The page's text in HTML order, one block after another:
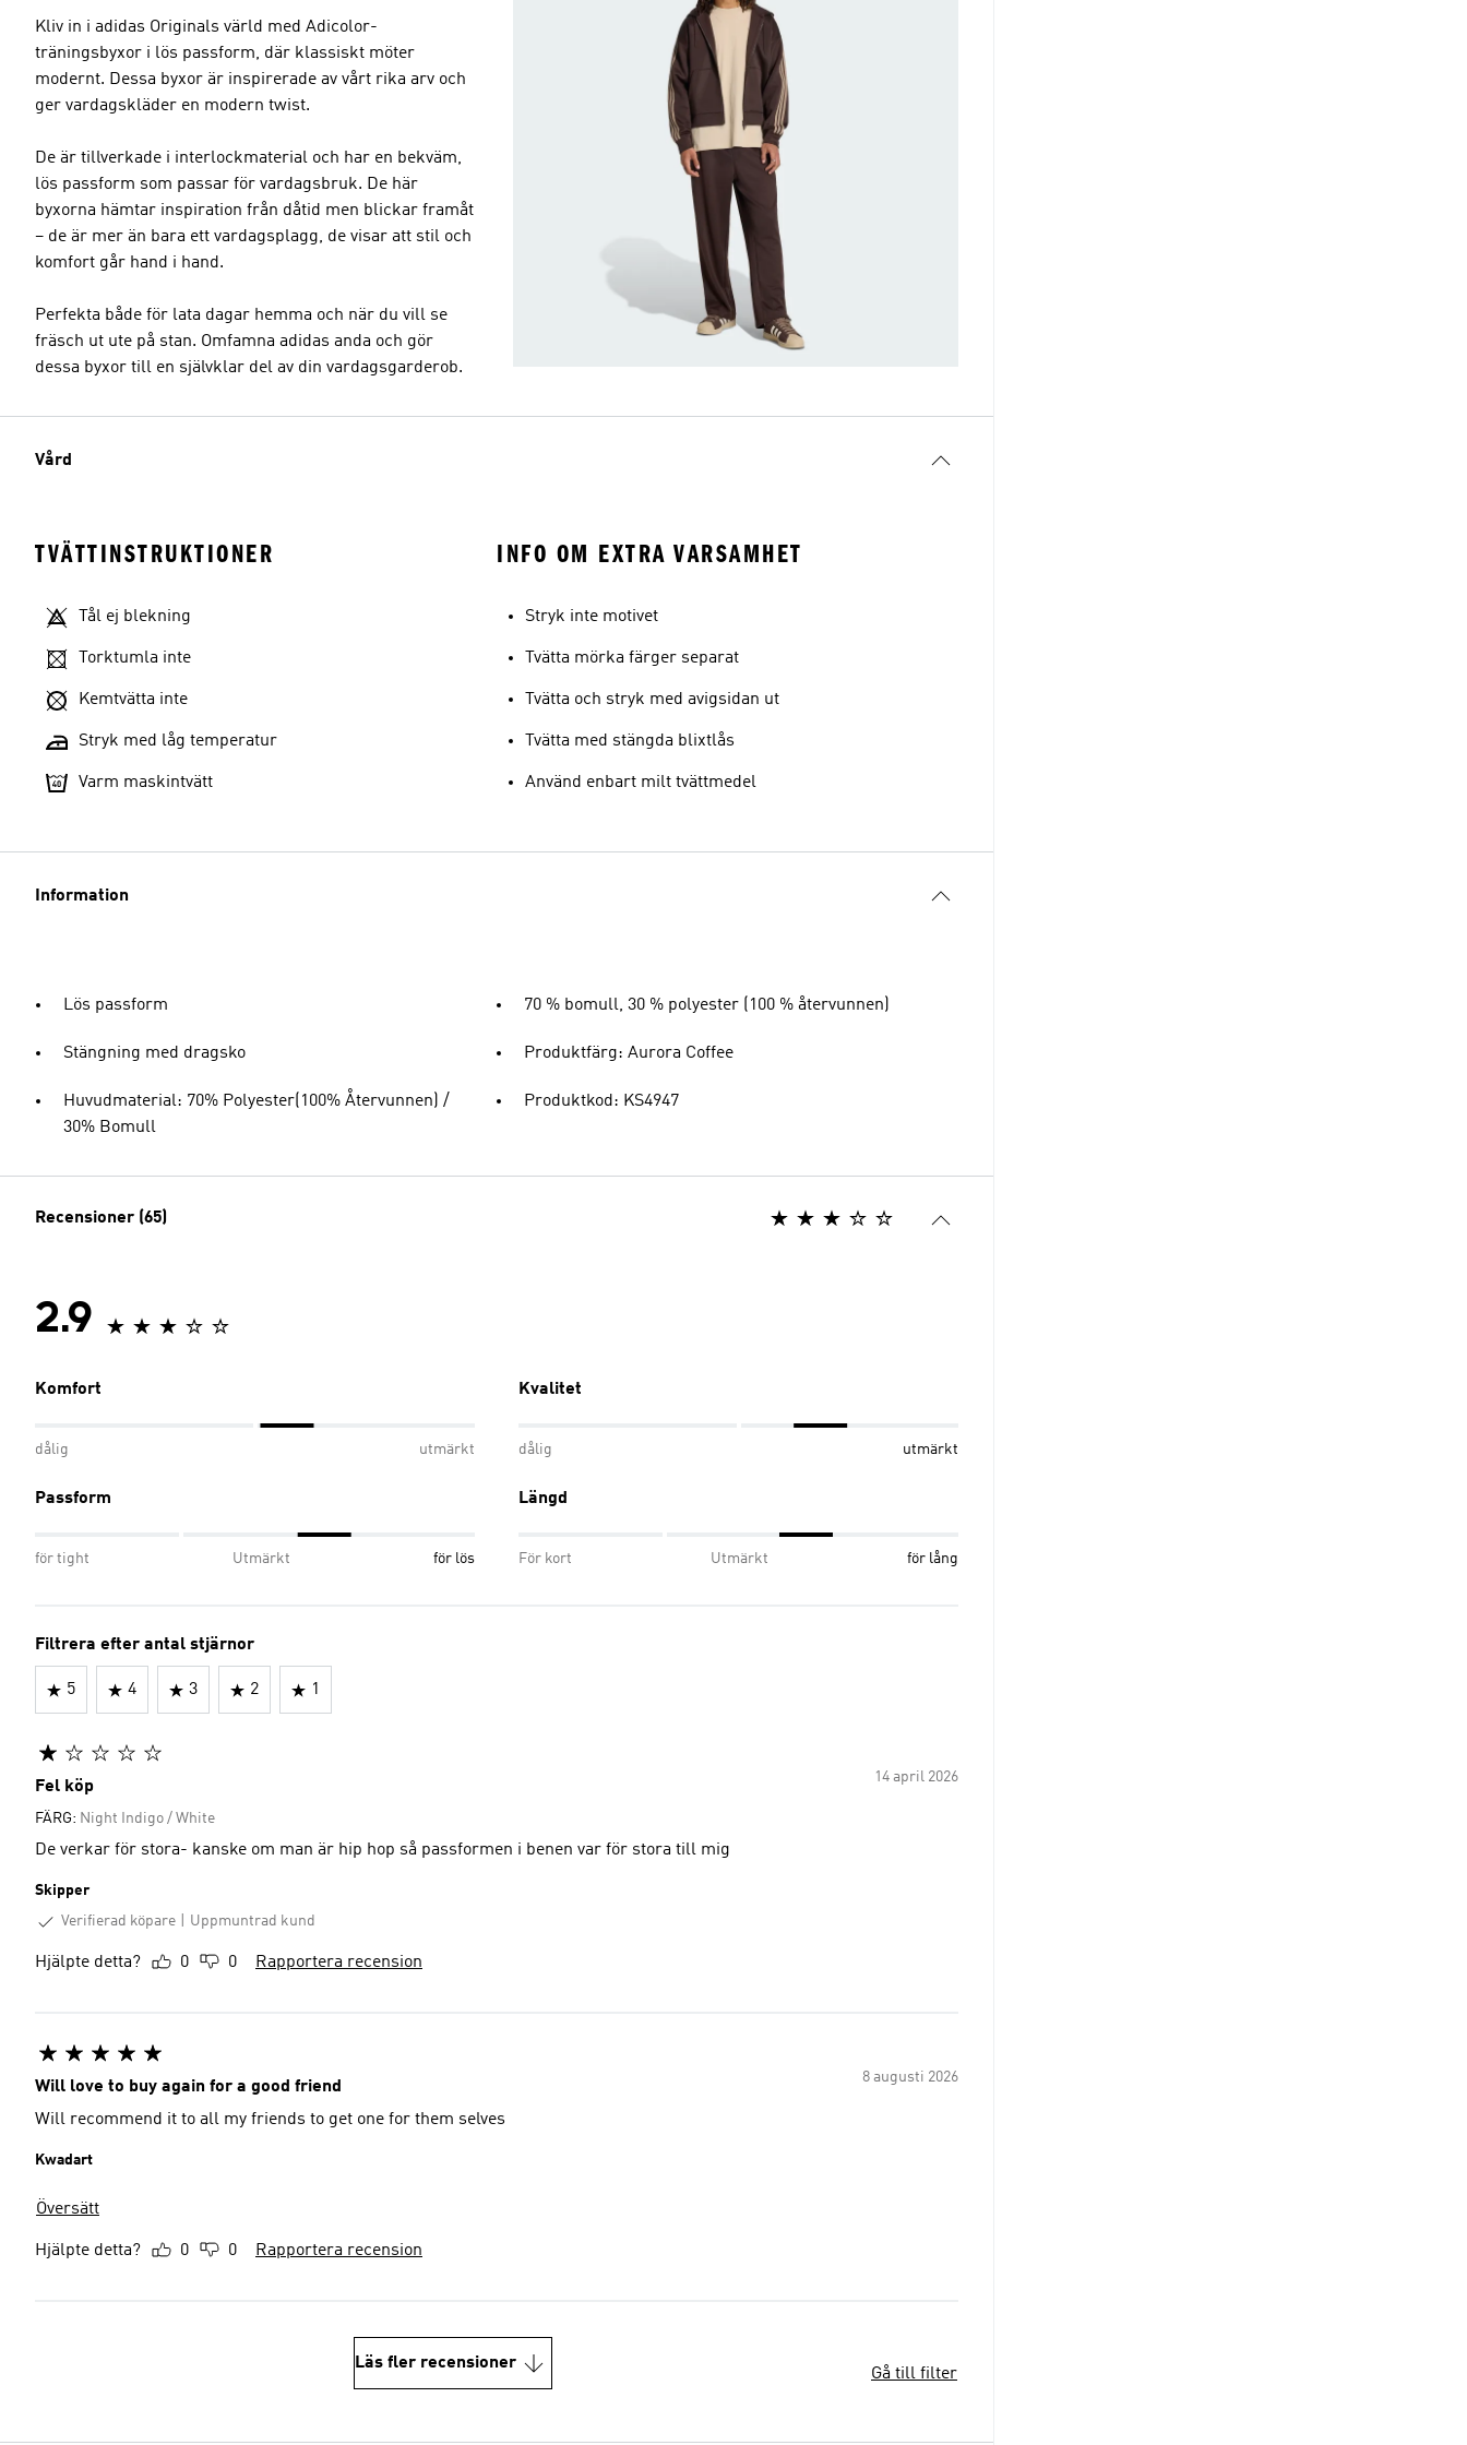
Kliv in i adidas Originals värld med Adicolor-
träningsbyxor i lös passform, där klassiskt möter
modernt. Dessa byxor är inspirerade av vårt rika arv och
ger vardagskläder en modern twist.
De är tillverkade i interlockmaterial och har en bekväm,
lös passform som passar för vardagsbruk. De här
byxorna hämtar inspiration från dåtid men blickar framåt
– de är mer än bara ett vardagsplagg, de visar att stil och
komfort går hand i hand.
Perfekta både för lata dagar hemma och när du vill se
fräsch ut ute på stan. Omfamna adidas anda och gör
dessa byxor till en självklar del av din vardagsgarderob.
Vård
TVÄTTINSTRUKTIONER
Tål ej blekning
Torktumla inte
Kemtvätta inte
Stryk med låg temperatur
Varm maskintvätt
INFO OM EXTRA VARSAMHET
Stryk inte motivet
Tvätta mörka färger separat
Tvätta och stryk med avigsidan ut
Tvätta med stängda blixtlås
Använd enbart milt tvättmedel
Information
Lös passform
Stängning med dragsko
Huvudmaterial: 70% Polyester(100% Återvunnen) /
30% Bomull
70 % bomull, 30 % polyester (100 % återvunnen)
Produktfärg: Aurora Coffee
Produktkod: KS4947
Recensioner (65)
2.9
Komfort
dålig utmärkt
Kvalitet
dålig utmärkt
Passform
för tight Utmärkt för lös
Längd
För kort Utmärkt för lång
Filtrera efter antal stjärnor
5 4 3 2 1
14 april 2026
Fel köp
FÄRG: Night Indigo / White
De verkar för stora- kanske om man är hip hop så passformen i benen var för stora till mig
Skipper
Verifierad köpare
Uppmuntrad kund
Hjälpte detta? 0 0 Rapportera recension
8 augusti 2026
Will love to buy again for a good friend
Will recommend it to all my friends to get one for them selves
Kwadart
Översätt
Hjälpte detta? 0 0 Rapportera recension
Läs fler recensioner
Gå till filter